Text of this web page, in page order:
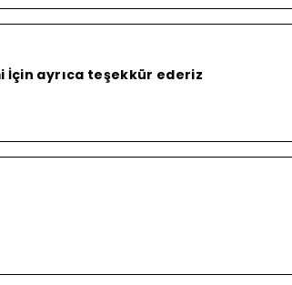
İçin ayrıca teşekkür ederiz